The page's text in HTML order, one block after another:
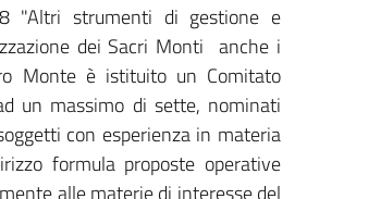
"Altri strumenti di gestione e
dei Sacri Monti anche i
Monte è istituito un Comitato
un massimo di sette, nominati
con esperienza in materia
formula proposte operative
alle materie di interesse del